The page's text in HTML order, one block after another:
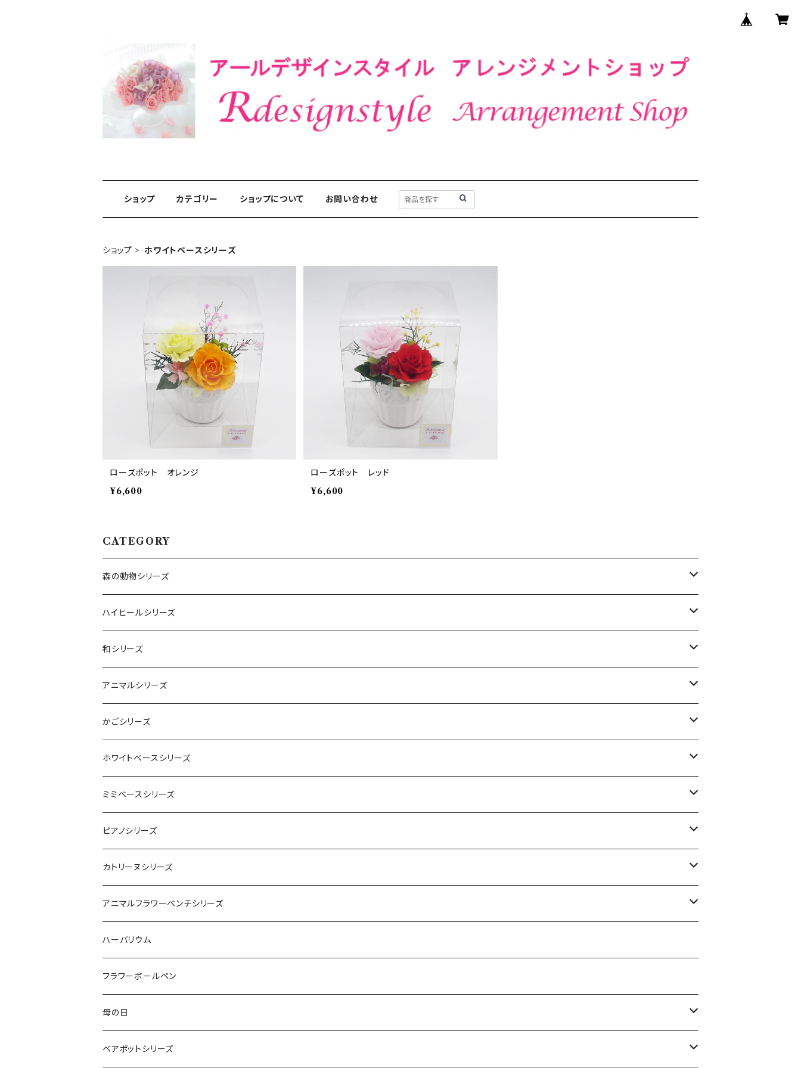
ショップ カテゴリー ショップについて お問い合わせ
ショップ ホワイトベースシリーズ
ローズポット オレンジ
¥6,600
ローズポット レッド
¥6,600
CATEGORY
森の動物シリーズ
とり
ブルー
レッド
うさぎ
スィートライラック
フルーティオレンジ
ハイヒールシリーズ
カスミソウ
コスモピンク
プリンセスピンク
ラメ
ソーダーブルー
レモンフィズ
和シリーズ
折り鶴
イエロー
レッド
干支猪
アニマルシリーズ
花うさぎ
ホワイトブルー
ベアポット
ピンク
ベア
ピンク
かごシリーズ
トロピカルかご
ライトグリーン
ピンク
ホワイトベースシリーズ
ローズポット
レッド
オレンジ
ミミベースシリーズ
ミミホワイトベース
ピンク＆イエロー
レッド＆オレンジ
ピアノシリーズ
オリジナル1
レツド＆ピンク
カトリーヌシリーズ
ピンクベース
アニマルフラワーベンチシリーズ
モンキー
ソーダブルー
ベア
レッド
ピンク
ハーバリウム
フラワーボールペン
母の日
クレアシリーズ
ベアポットシリーズ